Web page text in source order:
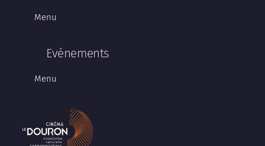
Menu
Evénements
Menu